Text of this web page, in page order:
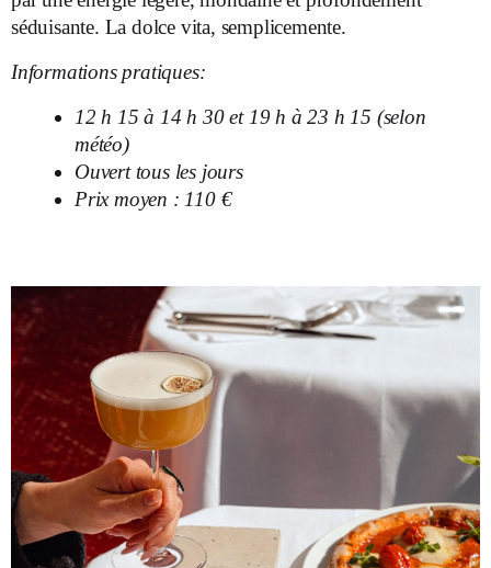
séduisante. La dolce vita, semplicemente.
Informations pratiques:
12 h 15 à 14 h 30 et 19 h à 23 h 15 (selon
météo)
Ouvert tous les jours
Prix moyen : 110 €